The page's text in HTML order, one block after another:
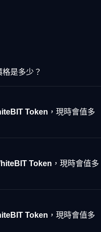
是多少？
Token，現時會值多
Token，現時會值多
Token，現時會值多